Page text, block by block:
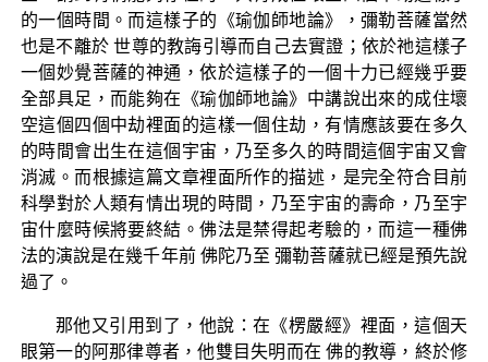
的一個時間。而這樣子的《瑜伽師地論》，彌勒菩薩當然
也是不離於 世尊的教誨引導而自己去實證；依於祂這樣子
一個妙覺菩薩的神通，依於這樣子的一個十力已經幾乎要
全部具足，而能夠在《瑜伽師地論》中講說出來的成住壞
空這個四個中劫裡面的這樣一個住劫，有情應該要在多久
的時間會出生在這個宇宙，乃至多久的時間這個宇宙又會
消滅。而根據這篇文章裡面所作的描述，是完全符合目前
科學對於人類有情出現的時間，乃至宇宙的壽命，乃至宇
宙什麼時候將要終結。佛法是禁得起考驗的，而這一種佛
法的演說是在幾千年前 佛陀乃至 彌勒菩薩就已經是預先說
過了。
那他又引用到了，他說：在《楞嚴經》裡面，這個天
眼第一的阿那律尊者，他雙目失明而在 佛的教導，終於修